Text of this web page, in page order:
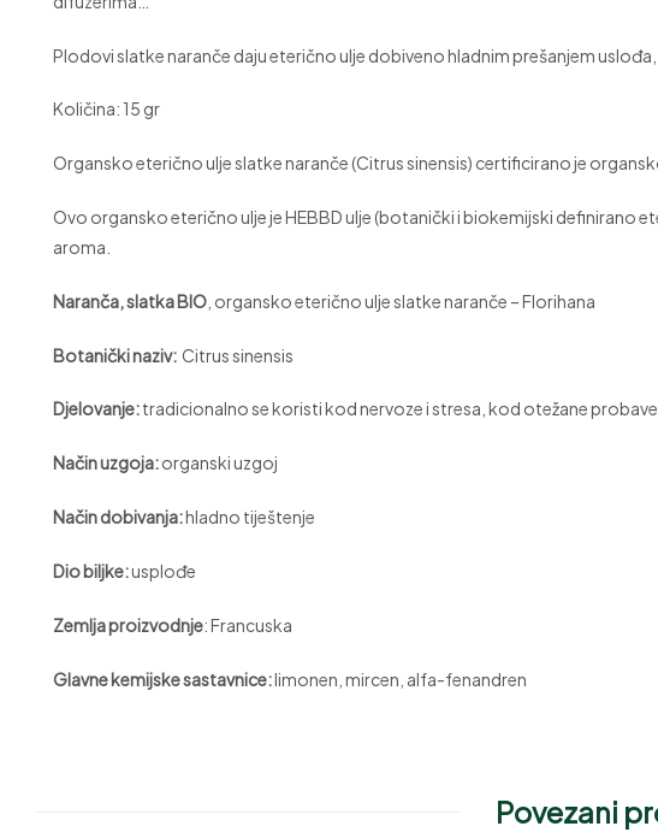
Plodovi slatke naranče daju eterično ulje dobiveno hladnim prešanjem
Količina: 15 gr
Organsko eterično ulje slatke naranče (Citrus sinensis) certificirano je
Ovo organsko eterično ulje je HEBBD ulje (botanički i biokemijski definirano
aroma.
Naranča, slatka BIO, organsko eterično ulje slatke naranče – Florihana
Botanički naziv:Citrus sinensis
Djelovanje:tradicionalno se koristi kod nervoze i stresa, kod otežane
Način uzgoja:organski uzgoj
Način dobivanja:hladno tiještenje
Dio biljke:usplođe
Zemlja proizvodnje: Francuska
Glavne kemijske sastavnice:limonen, mircen, alfa-fenandren
Povezani